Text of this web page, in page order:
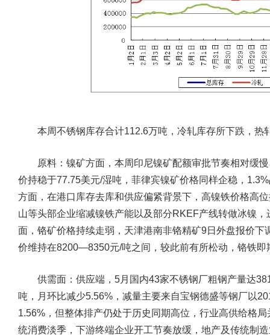
本周不锈钢库存合计112.6万吨，冷轧库存所下跌，热
原料：镍矿方面，本周印尼镍矿配额审批节奏相对缓慢
价持稳于77.75美元/湿吨，菲律宾镍矿价格同样企稳，
方面，在港口库存去库和供应偏紧背景下，高镍铁价格高
山等头部企业缩减镍铁产能以及部分RKEF产线转做冰镍
面，铬矿价格持续走弱，天津港南非铬精矿9日外盘报价
价维持在8200—8350元/吨之间，较此前有所松动，铬铁即
供需面：供应端，5月国内43家不锈钢厂粗钢产量达
吨，月环比减少5.56%，减量主要来自宝钢德盛等钢厂以
1.56%，但整体排产仍处于历史同期高位，行业高供给格
统消费淡季，下游终端企业开工节奏放缓，地产及传统制